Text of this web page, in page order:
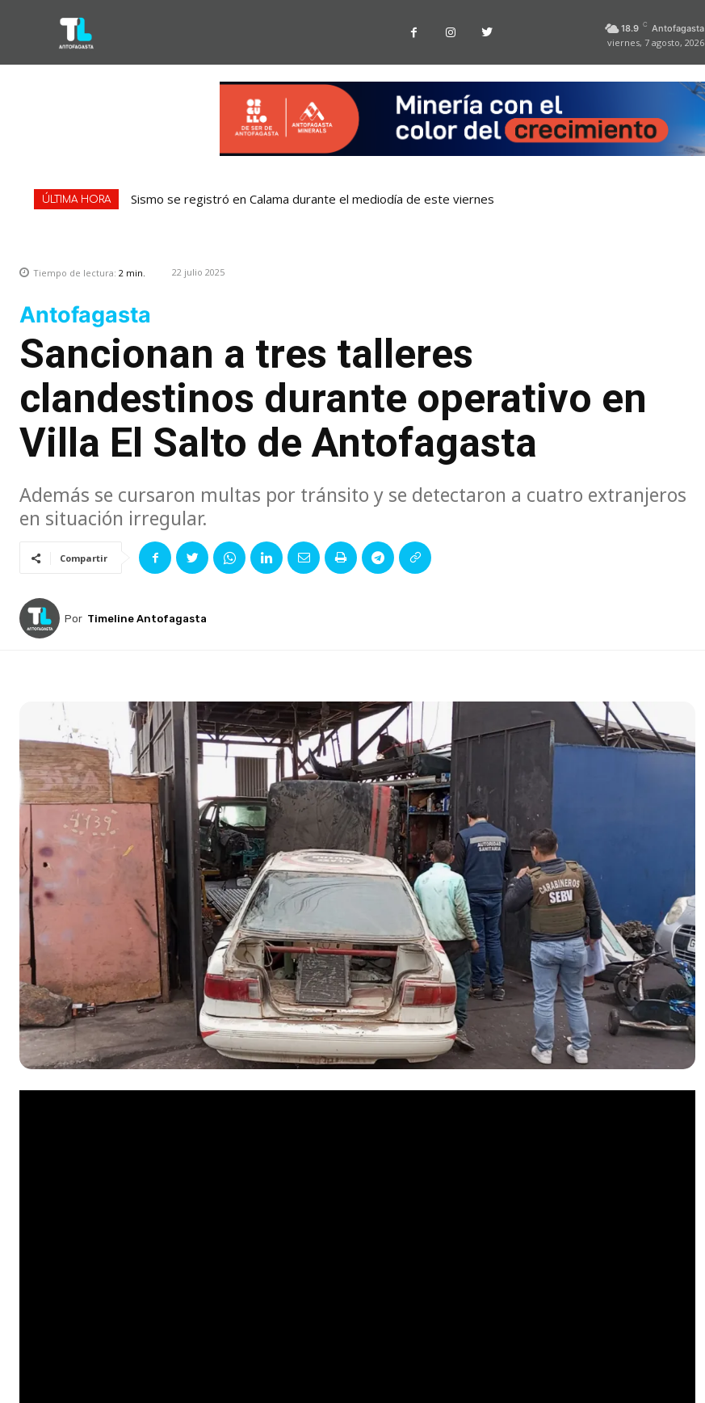
18.9 C Antofagasta
viernes, 7 agosto, 2026
ÚLTIMA HORA Sismo se registró en Calama durante el mediodía de este viernes
Tiempo de lectura: 2 min. 22 julio 2025
Antofagasta
Sancionan a tres talleres
clandestinos durante operativo en
Villa El Salto de Antofagasta
Además se cursaron multas por tránsito y se detectaron a cuatro extranjeros
en situación irregular.
Compartir
Por Timeline Antofagasta